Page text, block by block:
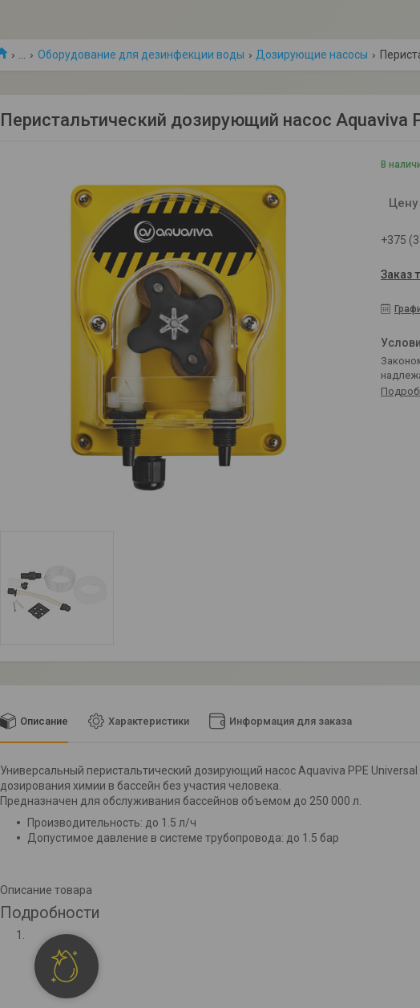
Оборудование для дезинфекции воды Дозирующие насосы
Перистальтический дозирующий насос Aquaviva
В
Цену
+375
Заказ
Законом не предусмотрен возврат и обмен данного товара
Описание Характеристики Информация для заказа
Универсальный перистальтический дозирующий насос Aquaviva PPE
дозирования химии в бассейн без участия человека.
Предназначен для обслуживания бассейнов объемом до 250 000 л.
Производительность: до 1.5 л/ч
Допустимое давление в системе трубопровода: до 1.5 бар
Описание товара
Подробности